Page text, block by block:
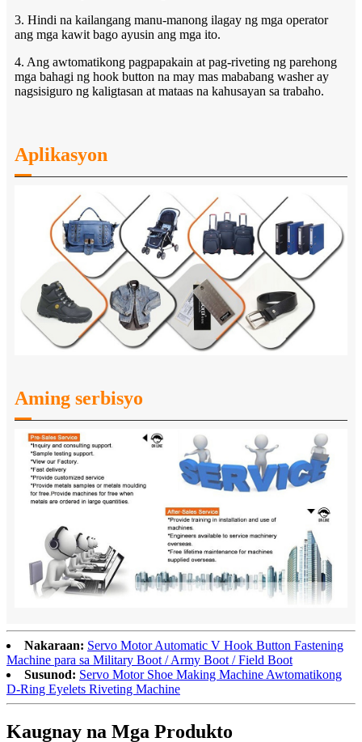
3. Hindi na kailangang manu-manong ilagay ng mga operator
ang mga kawit bago ayusin ang mga ito.
4. Ang awtomatikong pagpapakain at pag-riveting ng parehong
mga bahagi ng hook button na may mas mababang washer ay
nagsisiguro ng kaligtasan at mataas na kahusayan sa trabaho.
Aplikasyon
Aming serbisyo
Nakaraan: Servo Motor Automatic V Hook Button Fastening
Machine para sa Military Boot / Army Boot / Field Boot
Susunod: Servo Motor Shoe Making Machine Awtomatikong
D-Ring Eyelets Riveting Machine
Kaugnay na Mga Produkto